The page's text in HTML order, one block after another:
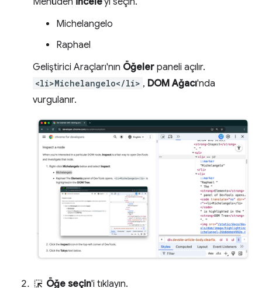
Michelangelo
Raphael
Geliştirici Araçları'nın Öğeler paneli açılır.
<li>Michelangelo</li> , DOM Ağacı'nda
vurgulanır.
Öğe seçin'i tıklayın.